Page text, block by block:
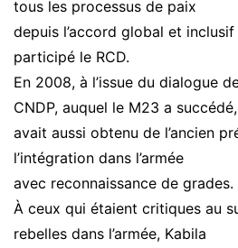
tous les processus de paix
depuis l’accord global et
participé le RCD.
En 2008, à l’issue du dialogue
CNDP, auquel le M23 a succédé,
avait aussi obtenu de l’ancien
l’intégration dans l’armée
avec reconnaissance de grades.
À ceux qui étaient critiques au
rebelles dans l’armée, Kabila